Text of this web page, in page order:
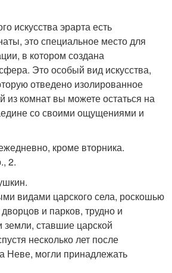
искусства эрарта есть
это специальное место для
в котором создана
Это особый вид искусства,
отведено изолированное
комнат вы можете остаться на
со своими ощущениями и
кроме вторника.
2.
видами царского села, роскошью
и парков, трудно и
земли, ставшие царской
несколько лет после
Неве, могли принадлежать